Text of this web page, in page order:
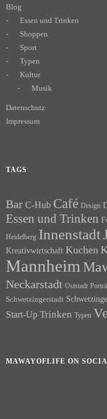
Blog
Essen und Trinken
Shoppen
Sport
Typen
Kultur
Musik
Datenschutz
Impressum
TAGS
Bar C-Hub Café Design
Essen und Trinken
Heidelberg Innenstadt
Kreativwirtschaft Kuchen
Mannheim
Neckarstadt Oststadt
Schwetzingerstadt
Start-Up Trinken Typen
MAWAYOFLIFE ON